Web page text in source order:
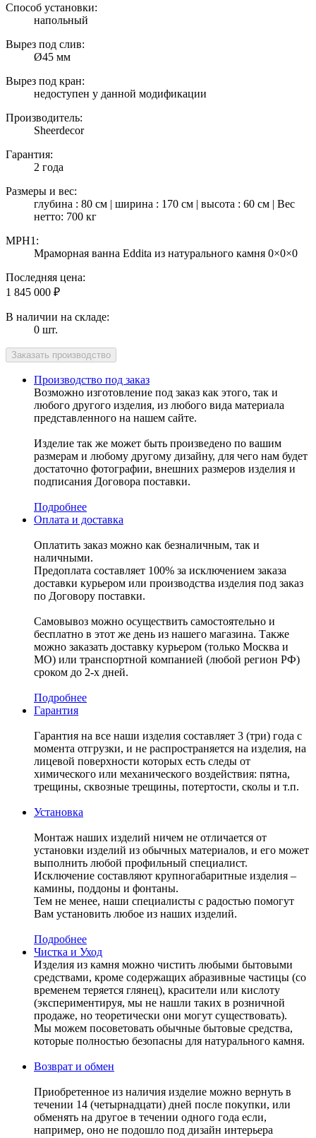
Способ установки:
напольный
Вырез под слив:
Ø45 мм
Вырез под кран:
недоступен у данной модификации
Производитель:
Sheerdecor
Гарантия:
2 года
Размеры и вес:
глубина : 80 см | ширина : 170 см | высота : 60 см | Вес
нетто: 700 кг
MPH1:
Мраморная ванна Eddita из натурального камня 0×0×0
Последняя цена:
1 845 000 ₽
В наличии на складе:
0 шт.
Производство под заказ
Возможно изготовление под заказ как этого, так и
любого другого изделия, из любого вида материала
представленного на нашем сайте.
Изделие так же может быть произведено по вашим
размерам и любому другому дизайну, для чего нам будет
достаточно фотографии, внешних размеров изделия и
подписания Договора поставки.
Подробнее
Оплата и доставка
Оплатить заказ можно как безналичным, так и
наличными.
Предоплата составляет 100% за исключением заказа
доставки курьером или производства изделия под заказ
по Договору поставки.
Самовывоз можно осуществить самостоятельно и
бесплатно в этот же день из нашего магазина. Также
можно заказать доставку курьером (только Москва и
МО) или транспортной компанией (любой регион РФ)
сроком до 2-х дней.
Подробнее
Гарантия
Гарантия на все наши изделия составляет 3 (три) года с
момента отгрузки, и не распространяется на изделия, на
лицевой поверхности которых есть следы от
химического или механического воздействия: пятна,
трещины, сквозные трещины, потертости, сколы и т.п.
Установка
Монтаж наших изделий ничем не отличается от
установки изделий из обычных материалов, и его может
выполнить любой профильный специалист.
Исключение составляют крупногабаритные изделия –
камины, поддоны и фонтаны.
Тем не менее, наши специалисты с радостью помогут
Вам установить любое из наших изделий.
Подробнее
Чистка и Уход
Изделия из камня можно чистить любыми бытовыми
средствами, кроме содержащих абразивные частицы (со
временем теряется глянец), красители или кислоту
(экспериментируя, мы не нашли таких в розничной
продаже, но теоретически они могут существовать).
Мы можем посоветовать обычные бытовые средства,
которые полностью безопасны для натурального камня.
Возврат и обмен
Приобретенное из наличия изделие можно вернуть в
течении 14 (четырнадцати) дней после покупки, или
обменять на другое в течении одного года если,
например, оно не подошло под дизайн интерьера